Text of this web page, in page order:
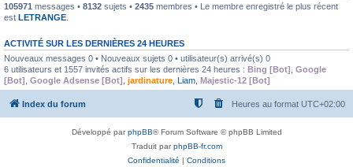
105971 messages • 8132 sujets • 2435 membres • Le membre enregistré le plus récent
est LETRANGE
ACTIVITÉ SUR LES DERNIÈRES 24 HEURES
Nouveaux messages 0 • Nouveaux sujets 0 • utilisateur(s) arrivé(s) 0
6 utilisateurs et 1557 invités actifs sur les dernières 24 heures : Bing [Bot] Google
[Bot] Google Adsense [Bot] jardinature Liam Majestic-12 [Bot]
Index du forum Heures au format UTC+02:00
Développé parphpBB® Forum Software © phpBB Limited
Traduit parphpBB-fr.com
Confidentialité | Conditions